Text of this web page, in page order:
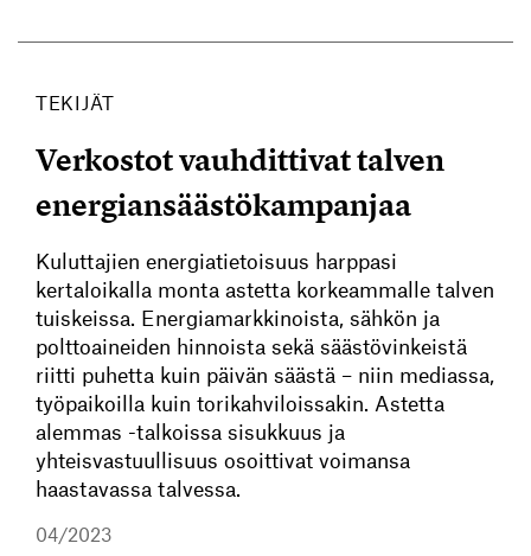
TEKIJÄT
Verkostot vauhdittivat talven
energiansäästökampanjaa
Kuluttajien energiatietoisuus harppasi
kertaloikalla monta astetta korkeammalle talven
tuiskeissa. Energiamarkkinoista, sähkön ja
polttoaineiden hinnoista sekä säästövinkeistä
riitti puhetta kuin päivän säästä – niin mediassa,
työpaikoilla kuin torikahviloissakin. Astetta
alemmas -talkoissa sisukkuus ja
yhteisvastuullisuus osoittivat voimansa
haastavassa talvessa.
04/2023